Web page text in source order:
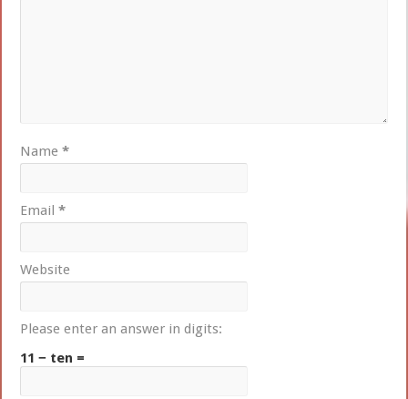
Name*
Email*
Website
Please enter an answer in digits:
11 − ten =